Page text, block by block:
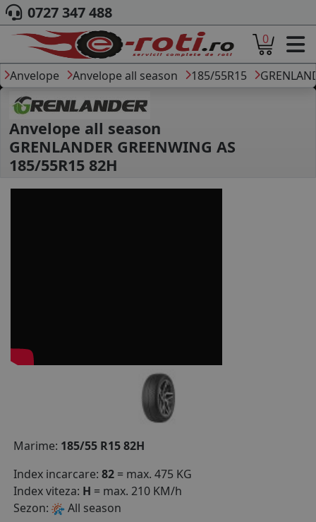
ACASA
DESPRE NOI
ANVELOPE
AUTO
CAMION
MOTO
AGROINDUSTRIALE
CAUTARE DUPA
DIMENSIUNI
0727 347 488
0
Anvelope Anvelope all season 185/55R15
Anvelope all season
GRENLANDER GREENWING AS
185/55R15 82H
Marime: 185/55 R15 82H
Index incarcare: 82 = max. 475 KG
Index viteza: H = max. 210 KM/h
Sezon:
All season